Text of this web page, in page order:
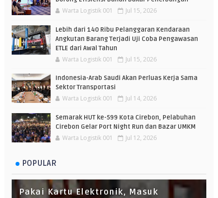
Warta Logistik 001 Jul 15, 2026
Lebih dari 140 Ribu Pelanggaran Kendaraan
Angkutan Barang Terjadi Uji Coba Pengawasan
ETLE dari Awal Tahun
Warta Logistik 001 Jul 15, 2026
Indonesia-Arab Saudi Akan Perluas Kerja Sama
Sektor Transportasi
Warta Logistik 001 Jul 14, 2026
Semarak HUT ke-599 Kota Cirebon, Pelabuhan
Cirebon Gelar Port Night Run dan Bazar UMKM
Warta Logistik 001 Jul 12, 2026
POPULAR
Pakai Kartu Elektronik, Masuk